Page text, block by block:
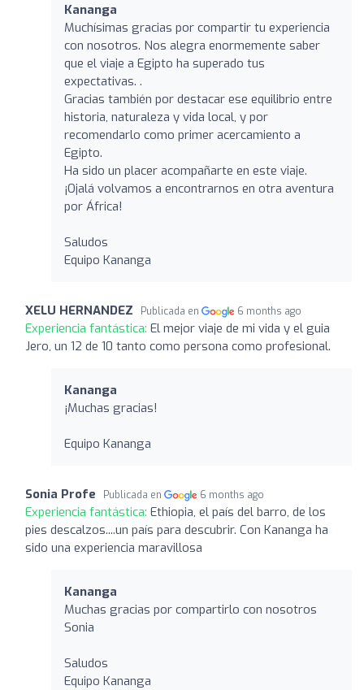
Kananga
Muchísimas gracias por compartir tu experiencia
con nosotros. Nos alegra enormemente saber
que el viaje a Egipto ha superado tus
expectativas. .
Gracias también por destacar ese equilibrio entre
historia, naturaleza y vida local, y por
recomendarlo como primer acercamiento a
Egipto.
Ha sido un placer acompañarte en este viaje.
¡Ojalá volvamos a encontrarnos en otra aventura
por África!
Saludos
Equipo Kananga
XELU HERNANDEZ Publicada en 6 months ago
Experiencia fantástica: El mejor viaje de mi vida y el guia
Jero, un 12 de 10 tanto como persona como profesional.
Kananga
¡Muchas gracias!
Equipo Kananga
Sonia Profe Publicada en 6 months ago
Experiencia fantástica: Ethiopia, el país del barro, de los
pies descalzos....un país para descubrir. Con Kananga ha
sido una experiencia maravillosa
Kananga
Muchas gracias por compartirlo con nosotros
Sonia
Saludos
Equipo Kananga